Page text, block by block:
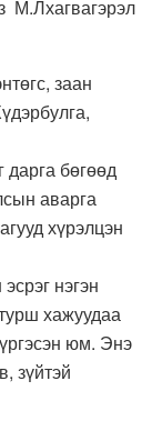
заан
дарга бөгөөд
аварга
хүрэлцэн
нэгэн
хажуудаа
юм. Энэ
зүйтэй